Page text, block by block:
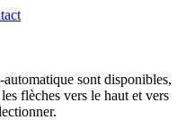
sont disponibles,
flèches vers le haut et vers